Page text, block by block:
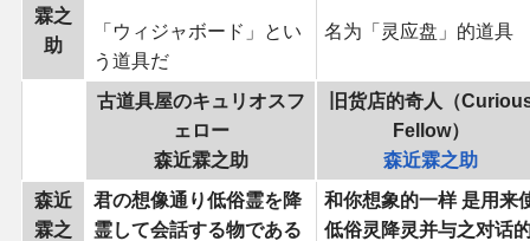
霖之
助
「ウィジャボード」とい
う道具だ
名为「灵应盘」的道具
古道具屋のキュリオスフ
ェロー
森近霖之助
旧货店的奇人（
Fellow）
森近霖之助
森近
霖之
君の想像通り低俗霊を降
霊して会話する物である
和你想象的一样 是用来
低俗灵降灵并与之对话